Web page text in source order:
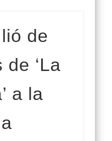
de
‘La
a la